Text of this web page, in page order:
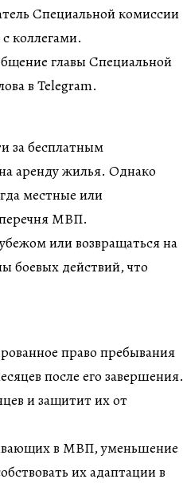
Специальной комиссии
коллегами.
главы Специальной
в Telegram.
за бесплатным
аренду жилья. Однако
местные или
МВП.
или возвращаться на
боевых действий, что
право пребывания
после его завершения.
и защитит их от
в МВП, уменьшение
их адаптации в